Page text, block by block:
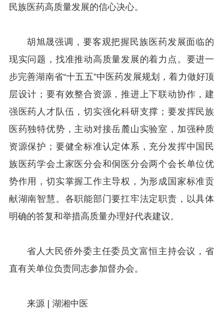
民族医药高质量发展的信心决心。
胡旭晟强调，要客观把握民族医药发展面临的
现实问题，找准推动高质量发展的着力点。要进一
步完善湖南省“十五五”中医药发展规划，着力做好顶
层设计；要有效整合资源，推进上下联动协作，建
强医药人才队伍，切实强化科研支撑；要发挥民族
医药独特优势，主动对接岳麓山实验室，加强种质
资源保护；要健全标准认定体系，充分发挥中国民
族医药学会土家医分会和侗医分会两个会长单位优
势作用，切实掌握工作主导权，为形成国家标准贡
献湖南智慧。各职能部门要扛牢法定职责，以具体
明确的答复和举措高质量办理好代表建议。
省人大民侨外委主任委员文富恒主持会议，省
直有关单位负责同志参加督办会。
来源 | 湖湘中医